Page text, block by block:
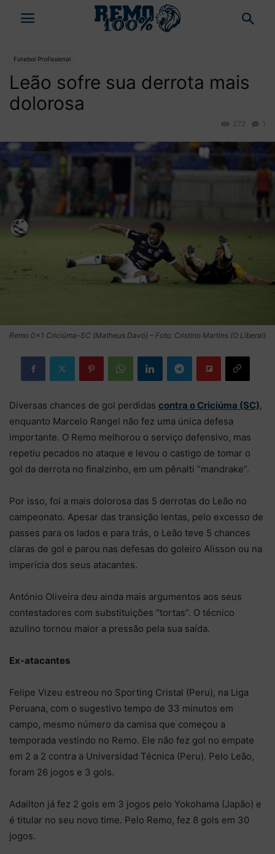
Futebol Profissional
Leão sofre sua derrota mais
dolorosa
1
272
Remo 0×1 Criciúma-SC (Matheus Davó) – Foto: Cristino Martins (O Liberal)
Diversas chances de gol perdidas contra o Criciúma (SC),
enquanto Marcelo Rangel não fez uma única defesa
importante. O Remo melhorou o serviço defensivo, mas
repetiu pecados no ataque e levou o castigo de tomar o
gol da derrota no finalzinho, em um pênalti “mandrake”.
Por isso, foi a mais dolorosa das 5 derrotas do Leão no
campeonato. Apesar das transição lentas, pelo excesso de
passes para os lados e para trás, o Leão teve 5 chances
claras de gol e parou nas defesas do goleiro Alisson ou na
imperícia dos seus atacantes.
António Oliveira deu ainda mais argumentos aos seus
contestadores com substituições “tortas”. O técnico
azulino tornou maior a pressão pela sua saída.
Ex-atacantes
Felipe Vizeu estreou no Sporting Cristal (Peru), na Liga
Peruana, com o sugestivo tempo de 33 minutos em
campo, mesmo número da camisa que começou a
temporada vestindo no Remo. Ele não fez gol no empate
em 2 a 2 contra a Universidad Técnica (Peru). Pelo Leão,
foram 26 jogos e 3 gols.
Adailton já fez 2 gols em 3 jogos pelo Yokohama (Japão) e
é titular no seu novo time. Pelo Remo, fez 8 gols em 30
jogos.